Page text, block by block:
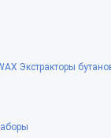
Экстракторы